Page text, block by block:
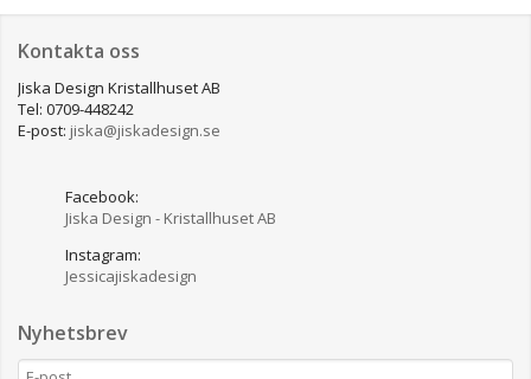
Kontakta oss
Jiska Design Kristallhuset AB
Tel: 0709-448242
E-post: jiska@jiskadesign.se
Facebook:
Jiska Design - Kristallhuset AB
Instagram:
Jessicajiskadesign
Nyhetsbrev